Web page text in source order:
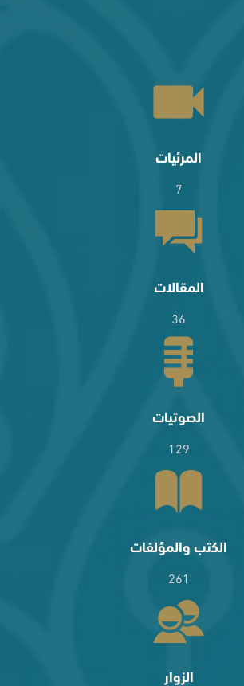
المرئيات
7
المقالات
36
الصوتيات
129
الكتب والمؤلفات
261
الزوار